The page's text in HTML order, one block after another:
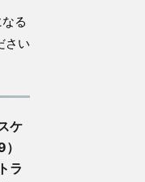
る
さい
ケ
ラ